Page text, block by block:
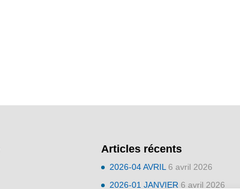
Articles récents
2026-04 AVRIL 6 avril 2026
2026-01 JANVIER 6 avril 2026